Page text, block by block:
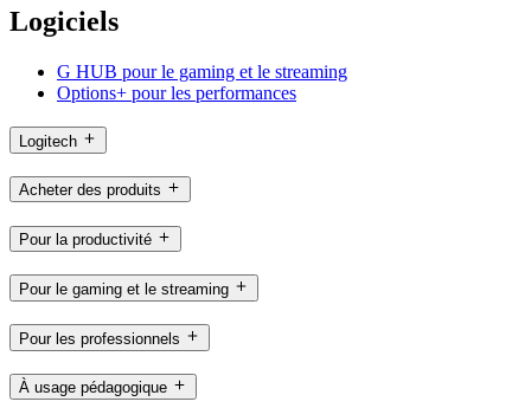
Logiciels
G HUB pour le gaming et le streaming
Options+ pour les performances
Logitech
Acheter des produits
Pour la productivité
Pour le gaming et le streaming
Pour les professionnels
À usage pédagogique